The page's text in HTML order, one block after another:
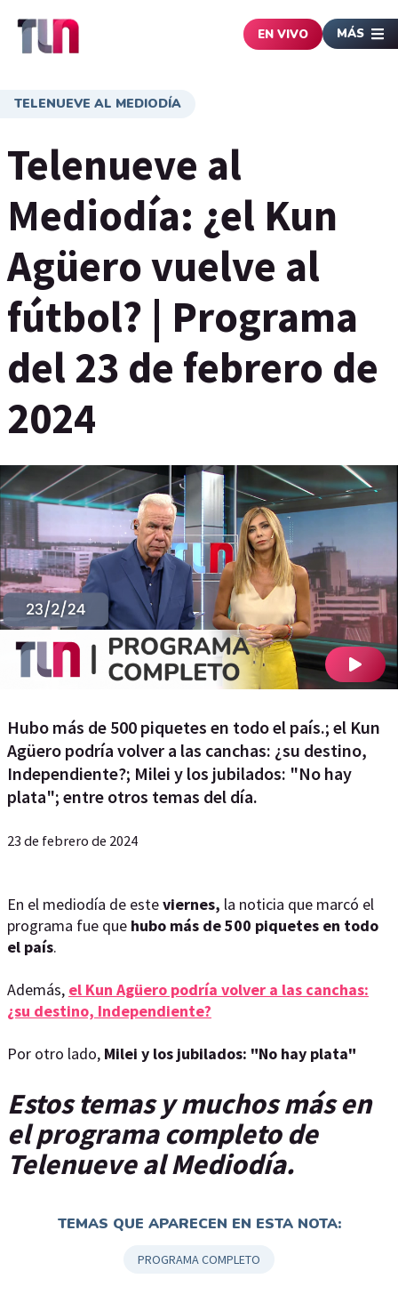
EN VIVO MÁS
TELENUEVE AL MEDIODÍA
Telenueve al
Mediodía: ¿el Kun
Agüero vuelve al
fútbol? | Programa
del 23 de febrero de
2024
Hubo más de 500 piquetes en todo el país.; el Kun
Agüero podría volver a las canchas: ¿su destino,
Independiente?; Milei y los jubilados: "No hay
plata"; entre otros temas del día.
23 de febrero de 2024
En el mediodía de esteviernes, la noticia que marcó el
programa fue que hubo más de 500 piquetes en todo
el país.
Además, el Kun Agüero podría volver a las canchas:
¿su destino, Independiente?
Por otro lado, Milei y los jubilados: "No hay plata"
Estos temas y muchos más en
el programa completo de
Telenueve al Mediodía.
TEMAS QUE APARECEN EN ESTA NOTA:
PROGRAMA COMPLETO